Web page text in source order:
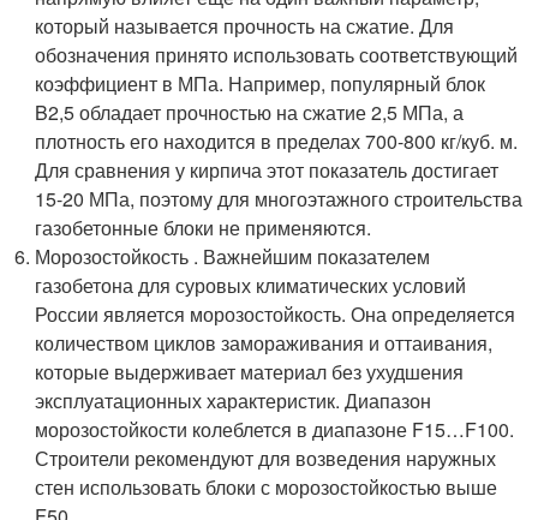
который называется прочность на сжатие. Для
обозначения принято использовать соответствующий
коэффициент в МПа. Например, популярный блок
B2,5 обладает прочностью на сжатие 2,5 МПа, а
плотность его находится в пределах 700-800 кг/куб. м.
Для сравнения у кирпича этот показатель достигает
15-20 МПа, поэтому для многоэтажного строительства
газобетонные блоки не применяются.
Морозостойкость . Важнейшим показателем
газобетона для суровых климатических условий
России является морозостойкость. Она определяется
количеством циклов замораживания и оттаивания,
которые выдерживает материал без ухудшения
эксплуатационных характеристик. Диапазон
морозостойкости колеблется в диапазоне F15…F100.
Строители рекомендуют для возведения наружных
стен использовать блоки с морозостойкостью выше